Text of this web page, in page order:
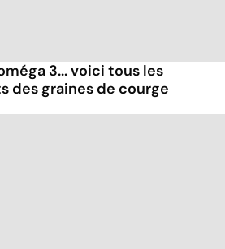
3... voici tous les
des graines de courge